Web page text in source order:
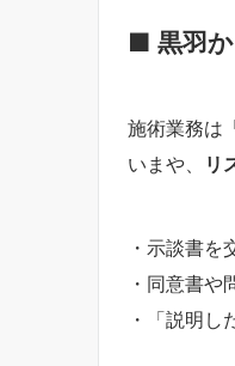
■ 黒羽
施術業務は
いまや、
リ
・示談書を
・同意書や
・「説明し